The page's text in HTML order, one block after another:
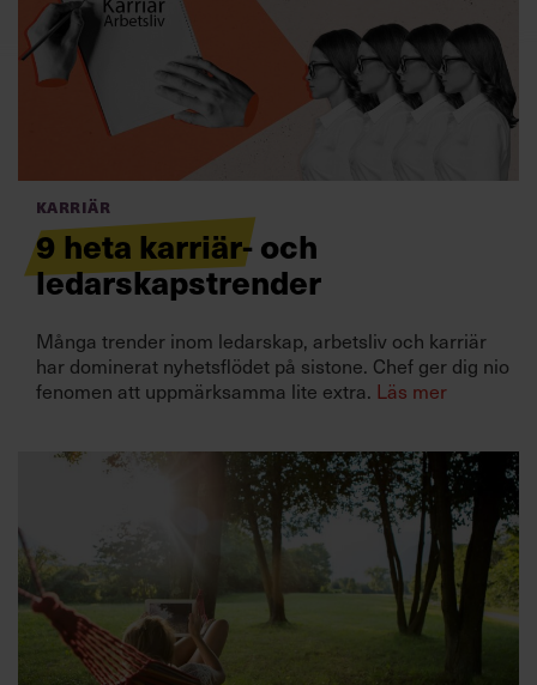
Logga in
Villkor och policy för
personuppgiftsbehandling
Karriär
9 heta karriär- och
ledarskapstrender
Många trender inom ledarskap, arbetsliv och karriär
har dominerat nyhetsflödet på sistone. Chef ger dig nio
fenomen att uppmärksamma lite extra. Läs mer